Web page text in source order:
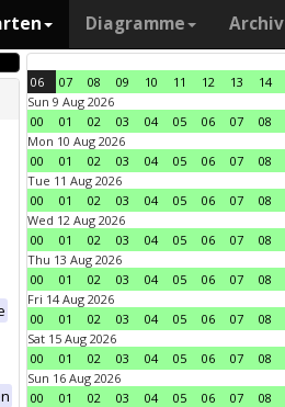
Diagramme Archiv
06 07 08 09 10 11 12 13 14
Sun 9 Aug 2026
00
01 02 03 04 05 06 07 08
Mon 10 Aug 2026
00
01 02 03 04 05 06 07 08
Tue 11 Aug 2026
00
01 02 03 04 05 06 07 08
Wed 12 Aug 2026
00
01 02 03 04 05 06 07 08
Thu 13 Aug 2026
00
01 02 03 04 05 06 07 08
Fri 14 Aug 2026
00
01 02 03 04 05 06 07 08
Sat 15 Aug 2026
00
01 02 03 04 05 06 07 08
Sun 16 Aug 2026
00
01 02 03 04 05 06 07 08